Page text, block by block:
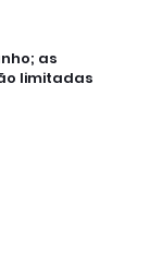
as
limitadas